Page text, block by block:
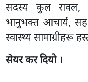
सदस्य कुल रावल,
भानुभक्त आचार्य, सह
स्वास्थ्य सामाग्रीहरू
सेयर कर दियो ।